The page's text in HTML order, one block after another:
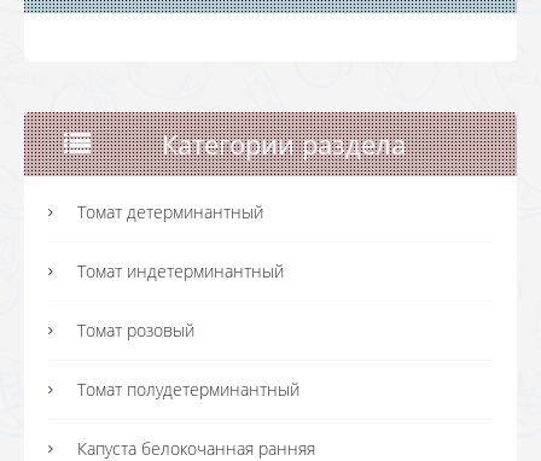
Категории раздела
Томат детерминантный
Томат индетерминантный
Томат розовый
Томат полудетерминантный
Капуста белокочанная ранняя